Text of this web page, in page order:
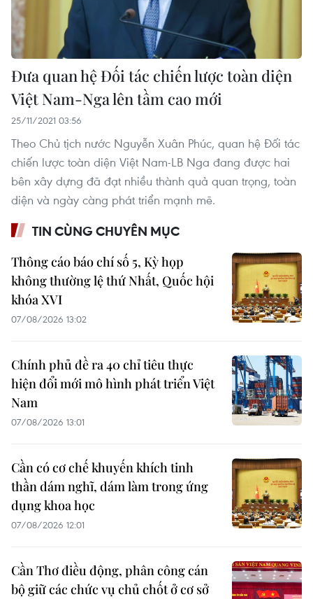
Đưa quan hệ Đối tác chiến lược toàn diện
Việt Nam-Nga lên tầm cao mới
25/11/2021 03:56
Theo Chủ tịch nước Nguyễn Xuân Phúc, quan hệ Đối tác
chiến lược toàn diện Việt Nam-LB Nga đang được hai
bên xây dựng đã đạt nhiều thành quả quan trọng, toàn
diện và ngày càng phát triển mạnh mẽ.
TIN CÙNG CHUYÊN MỤC
Thông cáo báo chí số 5, Kỳ họp
không thường lệ thứ Nhất, Quốc hội
khóa XVI
07/08/2026 13:02
Chính phủ đề ra 40 chỉ tiêu thực
hiện đổi mới mô hình phát triển Việt
Nam
07/08/2026 13:01
Cần có cơ chế khuyến khích tinh
thần dám nghĩ, dám làm trong ứng
dụng khoa học
07/08/2026 12:01
Cần Thơ điều động, phân công cán
bộ giữ các chức vụ chủ chốt ở cơ sở